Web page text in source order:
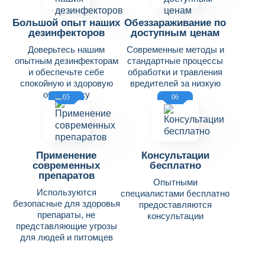
Большой опыт наших
дезинфекторов
Доверьтесь нашим
опытным дезинфекторам
и обеспечьте себе
спокойную и здоровую
обстановку
Обеззараживание по
доступным ценам
Современные методы и
стандартные процессы
обработки и травления
вредителей за низкую
цену
05
Применение
современных
препаратов
Используются
безопасные для здоровья
препараты, не
представляющие угрозы
для людей и питомцев
06
Консультации
бесплатно
Опытными
специалистами бесплатно
предоставляются
консультации